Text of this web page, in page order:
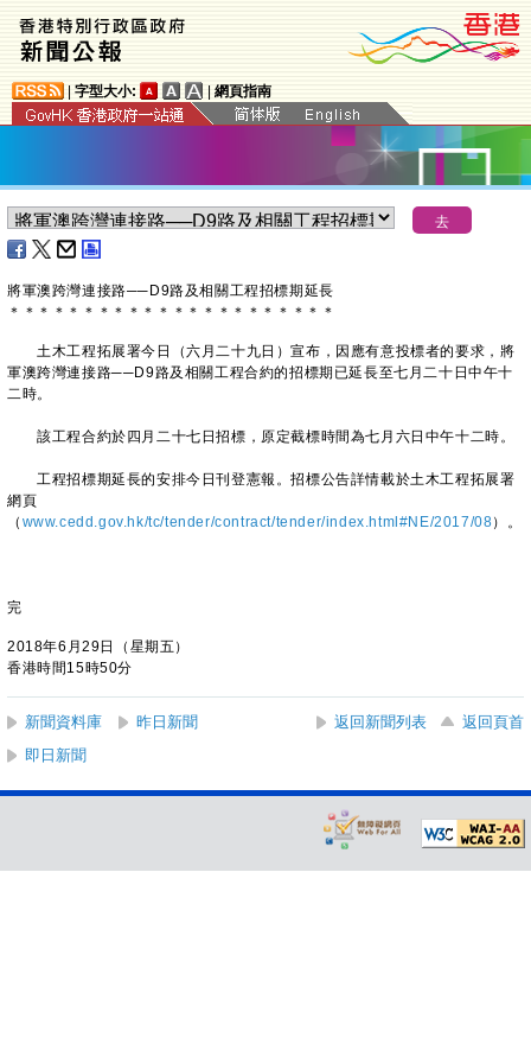
字型大小: 網頁指南
將軍澳跨灣連接路──D9路及相關工程招標期延長
＊ ＊ ＊ ＊ ＊ ＊ ＊ ＊ ＊ ＊ ＊ ＊ ＊ ＊ ＊ ＊ ＊ ＊ ＊ ＊ ＊ ＊
土木工程拓展署今日（六月二十九日）宣布，因應有意投標者的要求，將
軍澳跨灣連接路──D9路及相關工程合約的招標期已延長至七月二十日中午十
二時。
該工程合約於四月二十七日招標，原定截標時間為七月六日中午十二時。
工程招標期延長的安排今日刊登憲報。招標公告詳情載於土木工程拓展署
網頁
（ www.cedd.gov.hk/tc/tender/contract/tender/index.html#NE/2017/08）。
完
2018年6月29日（星期五）
香港時間15時50分
新聞資料庫 昨日新聞 返回新聞列表
返回頁首
即日新聞